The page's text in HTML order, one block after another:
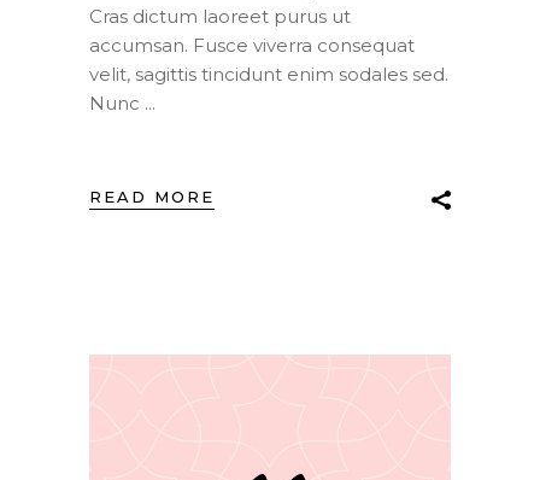
Cras dictum laoreet purus ut
accumsan. Fusce viverra consequat
velit, sagittis tincidunt enim sodales sed.
Nunc
READ MORE